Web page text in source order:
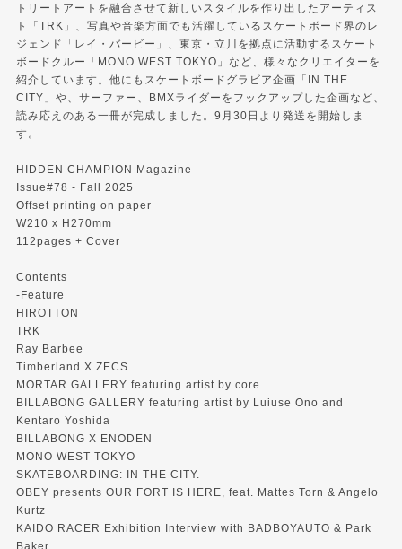
トリートアートを融合させて新しいスタイルを作り出したアーティス
ト「TRK」、写真や音楽方面でも活躍しているスケートボード界のレ
ジェンド「レイ・バービー」、東京・立川を拠点に活動するスケート
ボードクルー「MONO WEST TOKYO」など、様々なクリエイターを
紹介しています。他にもスケートボードグラビア企画「IN THE
CITY」や、サーファー、BMXライダーをフックアップした企画など、
読み応えのある一冊が完成しました。9月30日より発送を開始しま
す。
HIDDEN CHAMPION Magazine
Issue#78 - Fall 2025
Offset printing on paper
W210 x H270mm
112pages + Cover
Contents
-Feature
HIROTTON
TRK
Ray Barbee
Timberland X ZECS
MORTAR GALLERY featuring artist by core
BILLABONG GALLERY featuring artist by Luiuse Ono and
Kentaro Yoshida
BILLABONG X ENODEN
MONO WEST TOKYO
SKATEBOARDING: IN THE CITY.
OBEY presents OUR FORT IS HERE, feat. Mattes Torn & Angelo
Kurtz
KAIDO RACER Exhibition Interview with BADBOYAUTO & Park